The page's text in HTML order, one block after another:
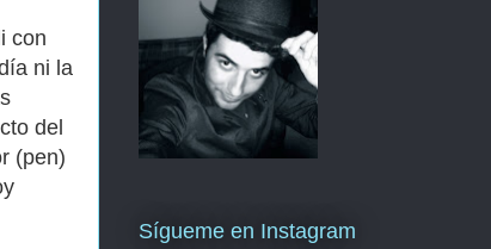
con
ni la
del
(pen)
Sígueme en Instagram